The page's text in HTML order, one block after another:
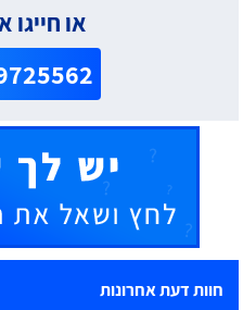
או חייגו
חוות דעת אחרונות